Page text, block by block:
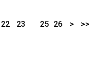
22
23
25 26 > >>